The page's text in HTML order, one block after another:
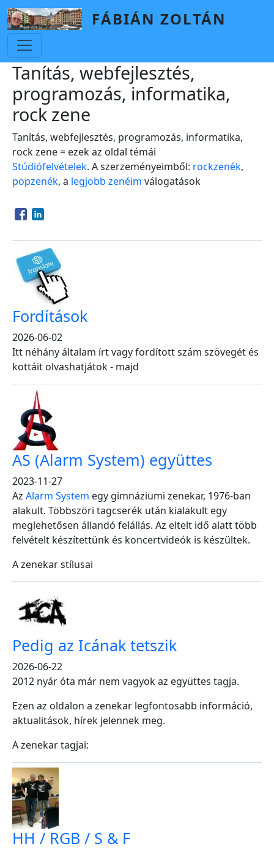
Skip to main content
FÁBIÁN ZOLTÁN
Tanítás, webfejlesztés,
programozás, informatika,
rock zene
Tanítás, webfejlesztés, programozás, informatika,
rock zene = ezek az oldal témái
Stúdiófelvételek. A szerzeményeimből: rockzenék,
popzenék, a legjobb zenéim válogatások
Opens in a new window
Opens in a new window
Fordítások
2026-06-02
Itt néhány általam írt vagy fordított szám szövegét és
kottáit olvashatjátok - majd
AS (Alarm System) együttes
2023-11-27
Az Alarm System egy gimnáziumi zenekar, 1976-ban
alakult. Többszöri tagcserék után kialakult egy
meglehetősen állandó felállás. Az eltelt idő alatt több
felvételt készítettünk és koncertvideók is készültek.
A zenekar stílusai
Pedig az Icának tetszik
2026-06-22
2012 nyár óta már nem vagyok az együttes tagja.
Ezen az oldalon a zenekar legfontosabb információ,
aktualitások, hírek jelennek meg.
A zenekar tagjai:
HH / RGB / S & F